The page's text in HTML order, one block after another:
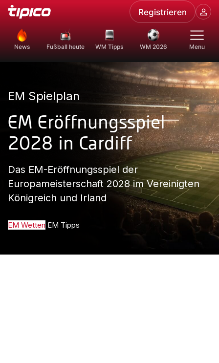
Registrieren
News Fußball heute WM Tipps WM 2026 Menu
EM Spielplan
EM Eröffnungsspiel
2028 in Cardiff
Das EM-Eröffnungsspiel der
Europameisterschaft 2028 im Vereinigten
Königreich und Irland
EM Wetten EM Tipps